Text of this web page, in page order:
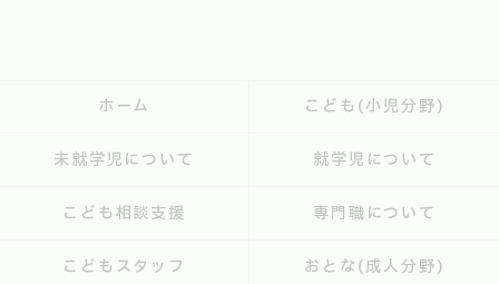
ホーム こども(小児分野)
未就学児について 就学児について
こども相談支援 専門職について
こどもスタッフ おとな(成人分野)